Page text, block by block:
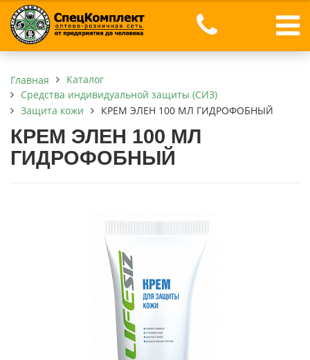
Главная
Каталог
Средства индивидуальной защиты (СИЗ)
Защита кожи
КРЕМ ЭЛЕН 100 МЛ ГИДРОФОБНЫЙ
КРЕМ ЭЛЕН 100 МЛ
ГИДРОФОБНЫЙ